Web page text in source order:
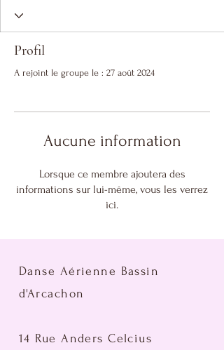
Profil
A rejoint le groupe le : 27 août 2024
Aucune information
Lorsque ce membre ajoutera des
informations sur lui-même, vous les verrez
ici.
Danse Aérienne Bassin
d'Arcachon
14 Rue Anders Celcius